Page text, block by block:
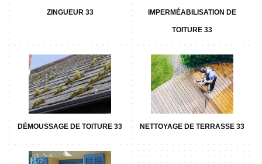
ZINGUEUR 33 IMPERMÉABILISATION DE
TOITURE 33
DÉMOUSSAGE DE TOITURE 33 NETTOYAGE DE TERRASSE 33